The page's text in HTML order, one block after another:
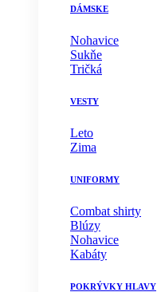
DÁMSKE
Nohavice
Sukňe
Tričká
VESTY
Leto
Zima
UNIFORMY
Combat shirty
Blúzy
Nohavice
Kabáty
POKRÝVKY HLAVY